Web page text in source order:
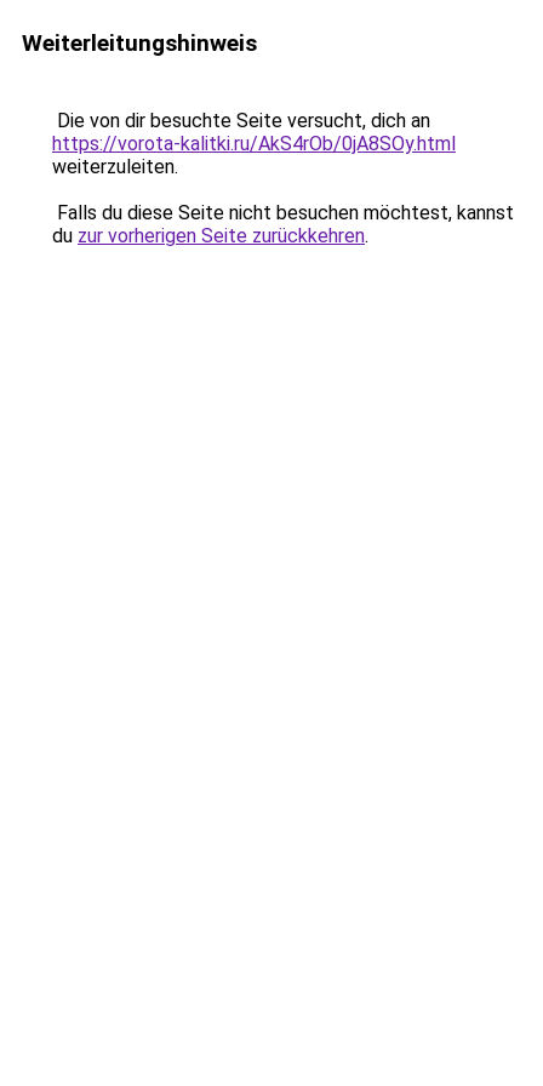
Weiterleitungshinweis
Die von dir besuchte Seite versucht, dich an
https://vorota-kalitki.ru/AkS4rOb/0jA8SOy.html
weiterzuleiten.
Falls du diese Seite nicht besuchen möchtest, kannst
du zur vorherigen Seite zurückkehren.